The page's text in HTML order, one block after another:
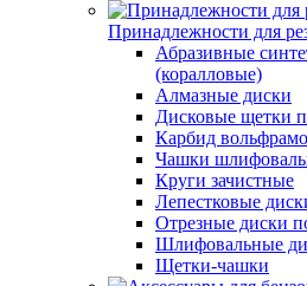
Принадлежности для
Абразивные
(коралловые)
Алмазные диски
Дисковые щетки
Карбид
Чашки
Круги зачистные
Лепестковые
Отрезные диски
Шлифовальные
Щетки-чашки